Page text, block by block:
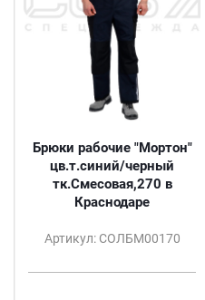
Брюки рабочие "Мортон"
цв.т.синий/черный
тк.Смесовая,270 в
Краснодаре
Артикул: СОЛБМ00170